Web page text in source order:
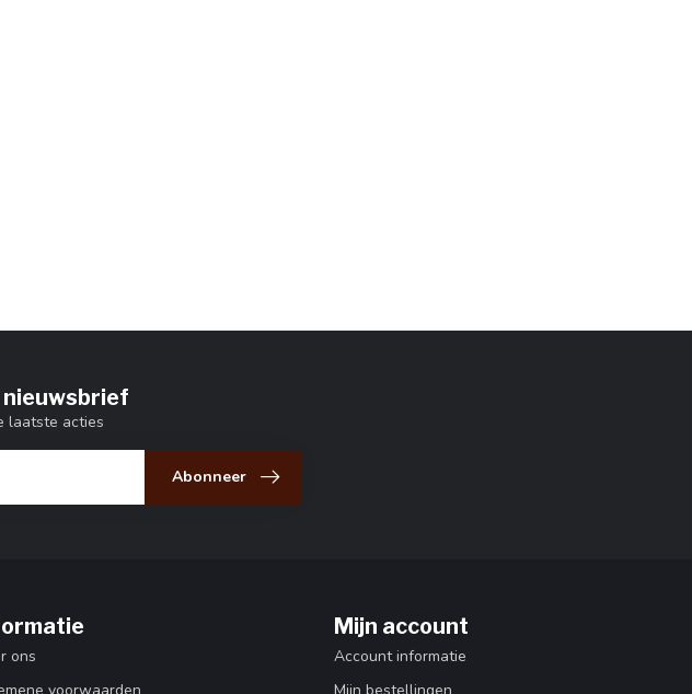
nieuwsbrief
laatste acties
Abonneer
ons
voorwaarden
Mijn account
Account informatie
Mijn bestellingen